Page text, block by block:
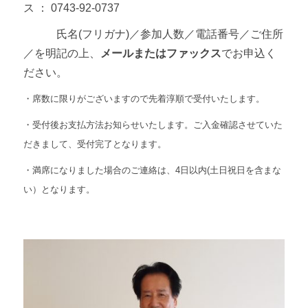
ス ： 0743-92-0737
氏名(フリガナ)／参加人数／電話番号／ご住所
／を明記の上、
メールまたはファックスでお申込く
ださい。
・席数に限りがございますので先着淳順で受付いたします。
・受付後お支払方法お知らせいたします。ご入金確認させていた
だきまして、受付完了となります。
・満席になりました場合のご連絡は、4日以内(土日祝日を含まな
い）となります。